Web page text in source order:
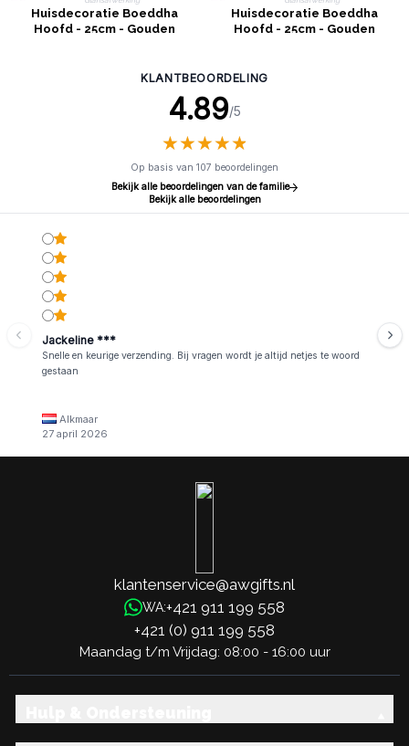
Huisdecoratie Boeddha
Hoofd - 25cm - Gouden
Huisdecoratie Boeddha
Hoofd - 25cm - Gouden
KLANTBEOORDELING
4.89/5
★★★★★
★★★★★
Op basis van 107 beoordelingen
Bekijk alle beoordelingen van de familie
Bekijk alle beoordelingen
Jackeline ***
Snelle en keurige verzending. Bij vragen wordt je altijd netjes te woord
gestaan
Alkmaar
27 april 2026
klantenservice@awgifts.nl
WA:+421 911 199 558
+421 (0) 911 199 558
Maandag t/m Vrijdag: 08:00 - 16:00 uur